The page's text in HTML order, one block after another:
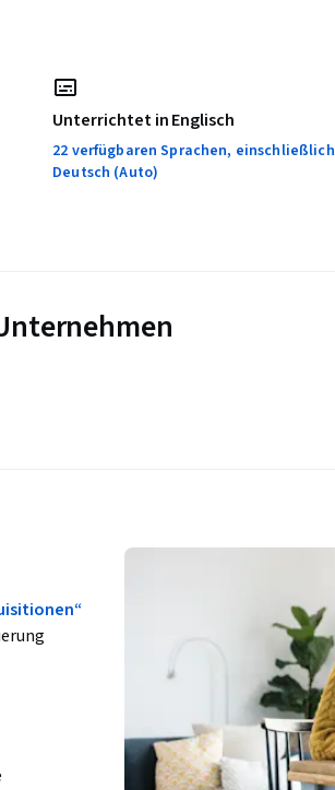
Unterrichtet in Englisch
22 verfügbaren Sprachen, einschließlich
Deutsch (Auto)